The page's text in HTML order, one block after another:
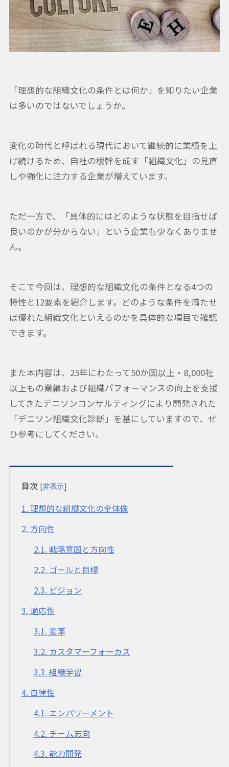
「理想的な組織文化の条件とは何か」を知りたい企業
は多いのではないでしょうか。
変化の時代と呼ばれる現代において継続的に業績を上
げ続けるため、自社の根幹を成す「組織文化」の見直
しや強化に注力する企業が増えています。
ただ一方で、「具体的にはどのような状態を目指せば
良いのかが分からない」という企業も少なくありませ
ん。
そこで今回は、理想的な組織文化の条件となる4つの
特性と12要素を紹介します。どのような条件を満たせ
ば優れた組織文化といえるのかを具体的な項目で確認
できます。
また本内容は、25年にわたって50か国以上・8,000社
以上もの業績および組織パフォーマンスの向上を支援
してきたデニソンコンサルティングにより開発された
「デニソン組織文化診断」を基にしていますので、ぜ
ひ参考にしてください。
目次 [非表示]
1 理想的な組織文化の全体像
2 方向性
2.1 戦略意図と方向性
2.2 ゴールと目標
2.3 ビジョン
3 適応性
3.1 変革
3.2 カスタマーフォーカス
3.3 組織学習
4 自律性
4.1 エンパワーメント
4.2 チーム志向
4.3 能力開発